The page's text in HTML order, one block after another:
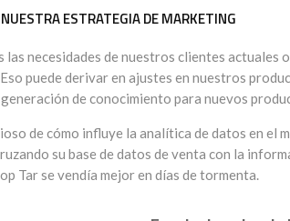
ESTRATEGIA DE MARKETING
las necesidades de nuestros clientes
puede derivar en ajustes en nuestros
de conocimiento para nuevos
de cómo influye la analítica de datos en el
su base de datos de venta con la
Tar se vendía mejor en días de tormenta.